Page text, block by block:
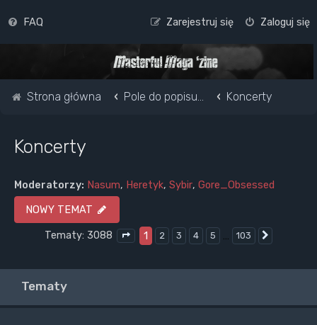
FAQ Zaloguj się
Zarejestruj się
Strona główna Pole do popisu... Koncerty
Koncerty
Moderatorzy: Nasum, Heretyk, Sybir, Gore_Obsessed
NOWY TEMAT
Tematy: 3088
Strona1 z103
1 2 3 4 5 … 103
Tematy